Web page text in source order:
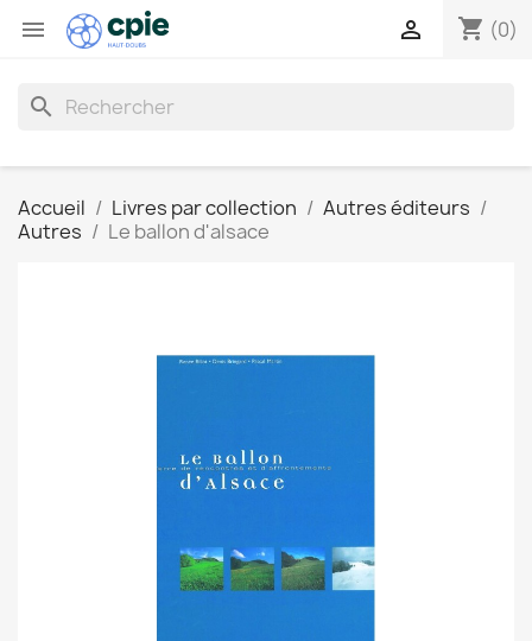
 shopping_cart (0)

search
Accueil Livres par collection
Autres éditeurs
Autres
Le ballon d'alsace